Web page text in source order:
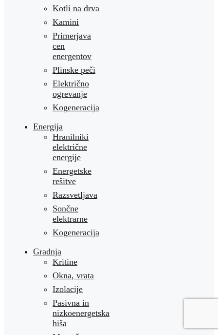
Kotli na drva
Kamini
Primerjava
cen
energentov
Plinske peči
Električno
ogrevanje
Kogeneracija
Energija
Hranilniki
električne
energije
Energetske
rešitve
Razsvetljava
Sončne
elektrarne
Kogeneracija
Gradnja
Kritine
Okna, vrata
Izolacije
Pasivna in
nizkoenergetska
hiša